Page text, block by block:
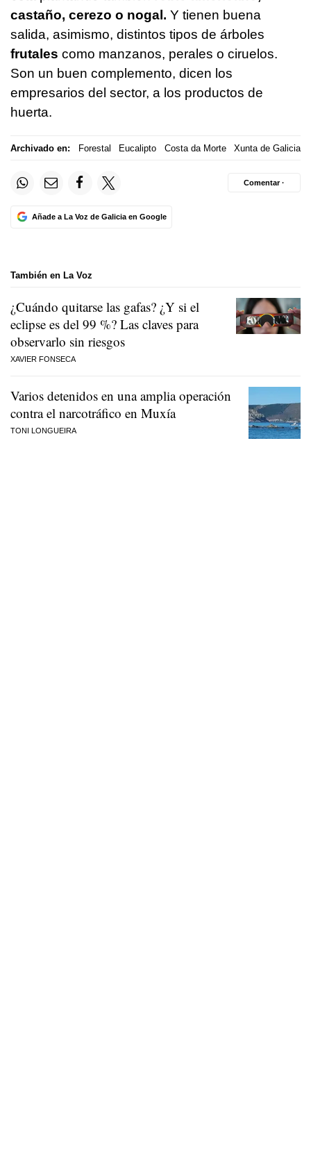
castaño, cerezo o nogal. Y tienen buena
salida, asimismo, distintos tipos de árboles
frutales como manzanos, perales o ciruelos.
Son un buen complemento, dicen los
empresarios del sector, a los productos de
huerta.
Archivado en: Forestal Eucalipto Costa da Morte Xunta de Galicia
Añade a La Voz de Galicia en Google
Comentar ·
También en La Voz
¿Cuándo quitarse las gafas? ¿Y si el
eclipse es del 99 %? Las claves para
observarlo sin riesgos
XAVIER FONSECA
Varios detenidos en una amplia operación
contra el narcotráfico en Muxía
TONI LONGUEIRA